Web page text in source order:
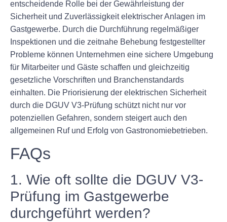
entscheidende Rolle bei der Gewährleistung der
Sicherheit und Zuverlässigkeit elektrischer Anlagen im
Gastgewerbe. Durch die Durchführung regelmäßiger
Inspektionen und die zeitnahe Behebung festgestellter
Probleme können Unternehmen eine sichere Umgebung
für Mitarbeiter und Gäste schaffen und gleichzeitig
gesetzliche Vorschriften und Branchenstandards
einhalten. Die Priorisierung der elektrischen Sicherheit
durch die DGUV V3-Prüfung schützt nicht nur vor
potenziellen Gefahren, sondern steigert auch den
allgemeinen Ruf und Erfolg von Gastronomiebetrieben.
FAQs
1. Wie oft sollte die DGUV V3-
Prüfung im Gastgewerbe
durchgeführt werden?